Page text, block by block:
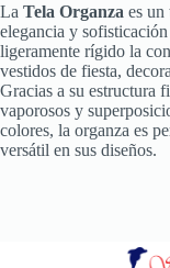
La Tela Organza es un
elegancia y
ligeramente rígido la
vestidos de fiesta,
Gracias a su estructura
vaporosos y
colores, la organza es
versátil en sus diseños.